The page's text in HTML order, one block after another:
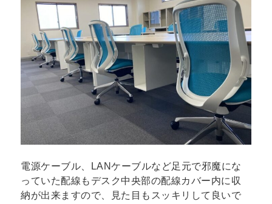
電源ケーブル、LANケーブルなど足元で邪魔にな
っていた配線もデスク中央部の配線カバー内に収
納が出来ますので、見た目もスッキリして良いで